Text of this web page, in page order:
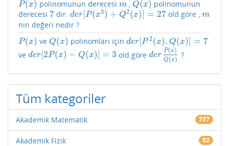
P(x)
P(x) polinomunun derecesim
m ,Q(x)
Q(x)
polinomunun
derecesi 7
7dir. der[P(x3) + Q2(x)] = 27
der[ P(x3)+Q 2(x)]=27 old.göre , m
m
nin değeri nedir ?
P(x)
P(x) veQ(x)
Q(x) polinomları içinder[P 2(x). Q(x)] = 7
der[ P2(x).Q(x)]=7
ve der[2P(x) − Q(x)] = 3
der[ 2P(x)−Q (x) =3 old.göreder
P(x)
Q(x)
derP(x)Q x)
?
Tüm kategoriler
Akademik Matematik 737
Akademik Fizik 52